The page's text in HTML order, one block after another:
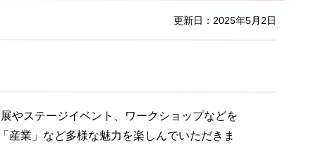
更新日：2025年5月2日
やステージイベント、ワークショップなどを
産業」など多様な魅力を楽しんでいただきま